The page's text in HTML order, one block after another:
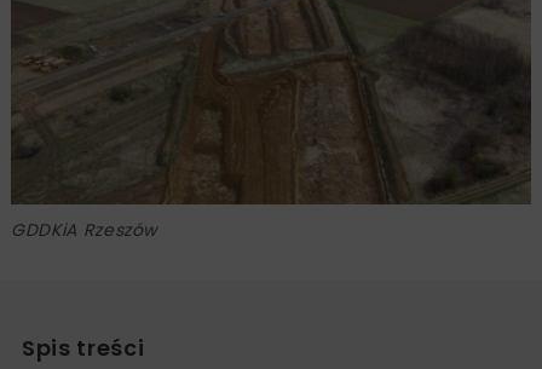
GDDKiA Rzeszów
Spis treści